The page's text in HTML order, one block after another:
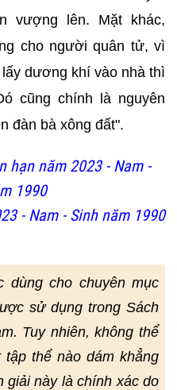
vượng lên. Mặt khác,
cho người quân tử, vì
dương khí vào nhà thì
cũng chính là nguyên
đàn bà xông đất".
hạn năm 2023 - Nam -
1990
- Nam - Sinh năm 1990
dùng cho chuyên mục
sử dụng trong Sách
Tuy nhiên, không thể
thể nào dám khẳng
giải này là chính xác do